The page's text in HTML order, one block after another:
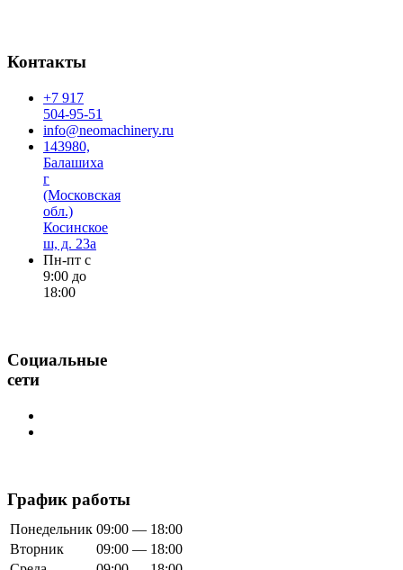
Контакты
+7 917
504-95-51
info@neomachinery.ru
143980,
Балашиха
г
(Московская
обл.)
Косинское
ш, д. 23а
Пн-пт с
9:00 до
18:00
Социальные
сети
График работы
Понедельник 09:00 — 18:00
Вторник
09:00 — 18:00